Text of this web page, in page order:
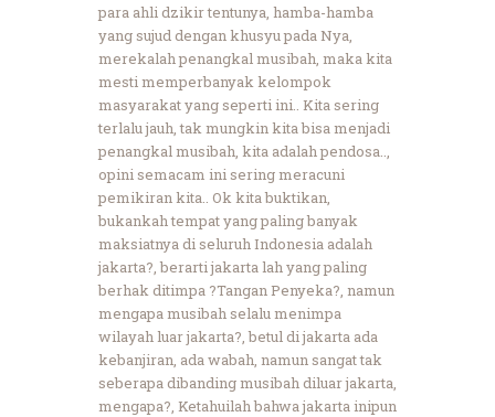
para ahli dzikir tentunya, hamba-hamba
yang sujud dengan khusyu pada Nya,
merekalah penangkal musibah, maka kita
mesti memperbanyak kelompok
masyarakat yang seperti ini.. Kita sering
terlalu jauh, tak mungkin kita bisa menjadi
penangkal musibah, kita adalah pendosa..,
opini semacam ini sering meracuni
pemikiran kita.. Ok kita buktikan,
bukankah tempat yang paling banyak
maksiatnya di seluruh Indonesia adalah
jakarta?, berarti jakarta lah yang paling
berhak ditimpa ?Tangan Penyeka?, namun
mengapa musibah selalu menimpa
wilayah luar jakarta?, betul di jakarta ada
kebanjiran, ada wabah, namun sangat tak
seberapa dibanding musibah diluar jakarta,
mengapa?, Ketahuilah bahwa jakarta inipun